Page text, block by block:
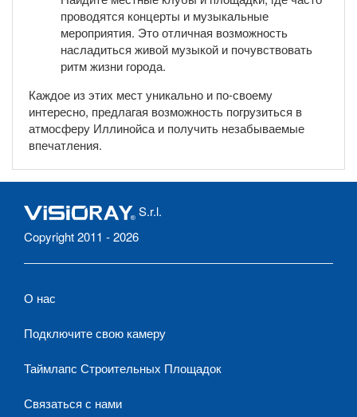
проводятся концерты и музыкальные
мероприятия. Это отличная возможность
насладиться живой музыкой и почувствовать
ритм жизни города.
Каждое из этих мест уникально и по-своему
интересно, предлагая возможность погрузиться в
атмосферу Иллинойса и получить незабываемые
впечатления.
S.r.l.
Copyright 2011 - 2026
О нас
Подключите свою камеру
Таймлапс Строительных Площадок
Связаться с нами